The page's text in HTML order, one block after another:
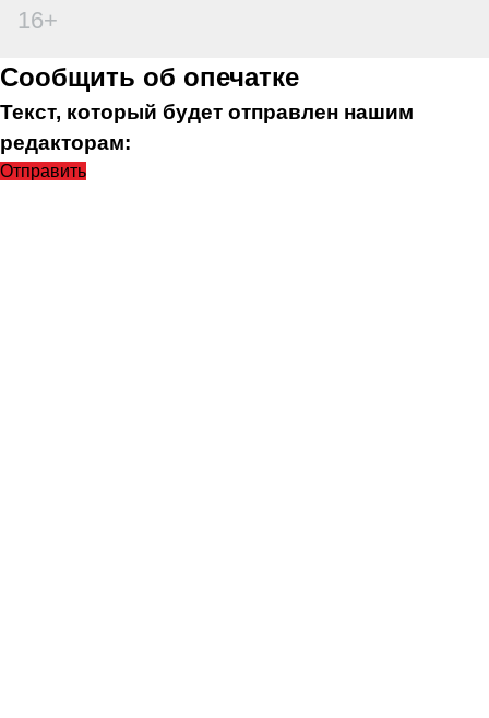
16+
Сообщить об опечатке
Текст, который будет отправлен нашим
редакторам:
Отправить